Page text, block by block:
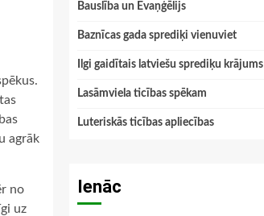
agrāk
no
uz
Bauslība un Evaņģēlijs
Baznīcas gada sprediķi vienuviet
Ilgi gaidītais latviešu sprediķu krājums
Lasāmviela ticības spēkam
Luteriskās ticības apliecības
Ienāc